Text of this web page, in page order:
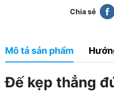
Chia sẻ
Mô tả sản phẩm
Đế kẹp thẳng